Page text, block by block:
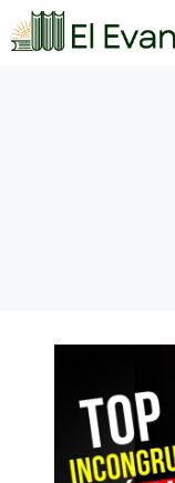
Saltar
al